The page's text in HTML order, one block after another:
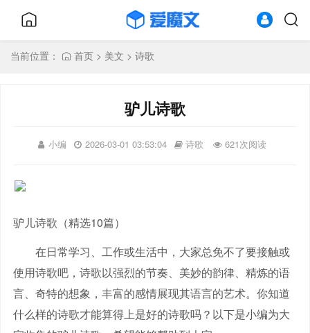
当前位置： 首页 > 美文 > 诗歌
驴儿诗歌
小编 2026-03-01 03:53:04 诗歌 621次阅读
驴儿诗歌（精选10篇）
在日常学习、工作或生活中，大家总免不了要接触或
使用诗歌吧，诗歌以强烈的节奏、美妙的韵律、精炼的语
言、奇特的想象，丰富的感情展现其语言的艺术。你知道
什么样的诗歌才能算得上是好的诗歌吗？以下是小编为大